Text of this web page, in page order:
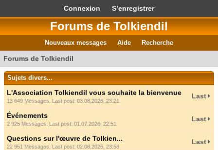
Connexion S’enregistrer
Forums de Tolkiendil
Nouveaux messages Aide Recherche
Forums de Tolkiendil
Sujets divers...
L'Association Tolkiendil vous souhaite la bienvenue
13 649 Messages. Last post: 03.08.2026, 23:21
Last
Événements
2 925 Messages. Last post: 01.07.2026, 22:51
Last
Questions sur l'œuvre de Tolkien...
22 951 Messages. Last post: 02.08.2026, 23:58
Last